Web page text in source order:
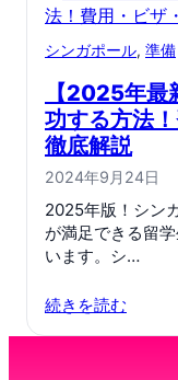
シンガポール, 準備
【2025年最
功する方法
徹底解説
2024年9月24日
2025年版！シン
が満足できる留
います。シ…
続きを読む